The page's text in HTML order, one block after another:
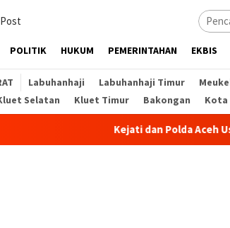
POLITIK HUKUM PEMERINTAHAN EKBIS
Labuhanhaji Labuhanhaji Timur
Selatan Kluet Timur Bakongan Kota
Kejati dan Polda Aceh Usut